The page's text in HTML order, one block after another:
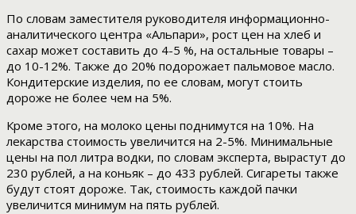
По словам заместителя руководителя информационно-
аналитического центра «Альпари», рост цен на хлеб и
сахар может составить до 4-5 %, на остальные товары –
до 10-12%. Также до 20% подорожает пальмовое масло.
Кондитерские изделия, по ее словам, могут стоить
дороже не более чем на 5%.
Кроме этого, на молоко цены поднимутся на 10%. На
лекарства стоимость увеличится на 2-5%. Минимальные
цены на пол литра водки, по словам эксперта, вырастут до
230 рублей, а на коньяк – до 433 рублей. Сигареты также
будут стоят дороже. Так, стоимость каждой пачки
увеличится минимум на пять рублей.